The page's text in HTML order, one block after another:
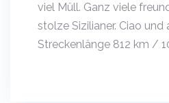
viel Müll. Ganz viele
stolze Sizilianer. Ciao und
Streckenlänge 812 km /